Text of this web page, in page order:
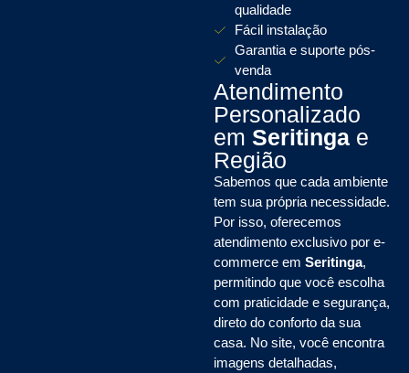
qualidade
Fácil instalação
Garantia e suporte pós-
venda
Atendimento
Personalizado
em Seritinga e
Região
Sabemos que cada ambiente
tem sua própria necessidade.
Por isso, oferecemos
atendimento exclusivo por e-
commerce em Seritinga,
permitindo que você escolha
com praticidade e segurança,
direto do conforto da sua
casa. No site, você encontra
imagens detalhadas,